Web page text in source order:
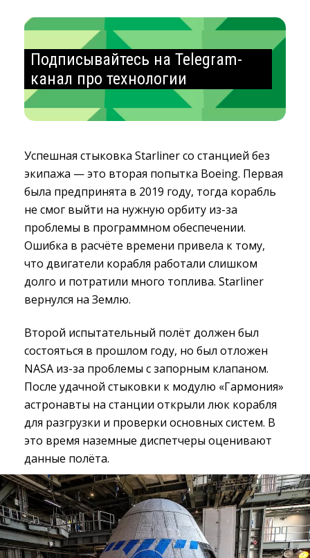
Подписывайтесь на Telegram-
канал про технологии
Успешная стыковка Starliner со станцией без
экипажа — это вторая попытка Boeing. Первая
была предпринята в 2019 году, тогда корабль
не смог выйти на нужную орбиту из-за
проблемы в программном обеспечении.
Ошибка в расчёте времени привела к тому,
что двигатели корабля работали слишком
долго и потратили много топлива. Starliner
вернулся на Землю.
Второй испытательный полёт должен был
состояться в прошлом году, но был отложен
NASA из-за проблемы с запорным клапаном.
После удачной стыковки к модулю «Гармония»
астронавты на станции открыли люк корабля
для разгрузки и проверки основных систем. В
это время наземные диспетчеры оценивают
данные полёта.